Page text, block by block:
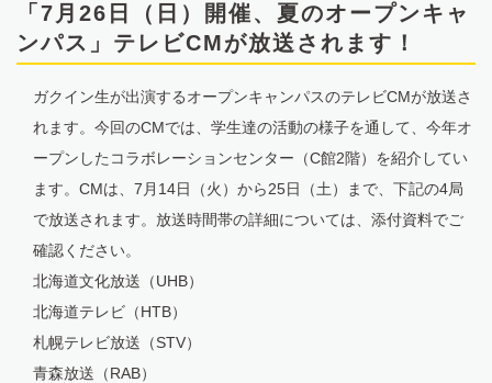
「7月26日（日）開催、夏のオープンキャ
ンパス」テレビCMが放送されます！
ガクイン生が出演するオープンキャンパスのテレビCMが放送さ
れます。今回のCMでは、学生達の活動の様子を通して、今年オ
ープンしたコラボレーションセンター（C館2階）を紹介してい
ます。CMは、7月14日（火）から25日（土）まで、下記の4局
で放送されます。放送時間帯の詳細については、添付資料でご
確認ください。
北海道文化放送（UHB）
北海道テレビ（HTB）
札幌テレビ放送（STV）
青森放送（RAB）